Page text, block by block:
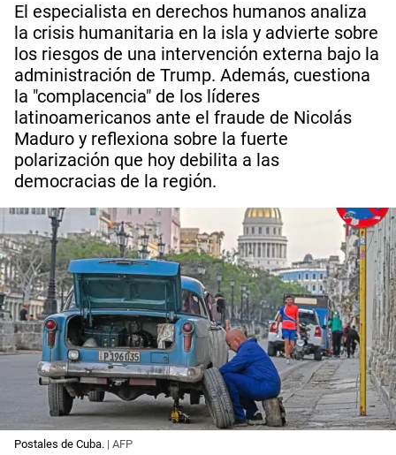
El especialista en derechos humanos analiza
la crisis humanitaria en la isla y advierte sobre
los riesgos de una intervención externa bajo la
administración de Trump. Además, cuestiona
la "complacencia" de los líderes
latinoamericanos ante el fraude de Nicolás
Maduro y reflexiona sobre la fuerte
polarización que hoy debilita a las
democracias de la región.
Postales de Cuba. | AFP